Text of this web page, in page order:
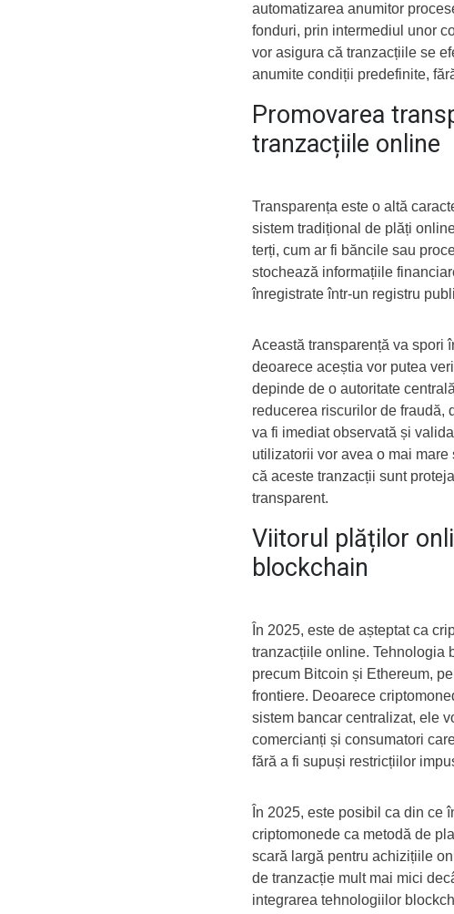
automatizarea anumitor
fonduri, prin intermediul unor
vor asigura că tranzacțiile se
anumite condiții predefinite,
Promovarea
tranzacțiile online
Transparența este o altă
sistem tradițional de plăți
terți, cum ar fi băncile sau
stochează informațiile
înregistrate într-un registru
Această transparență va spori
deoarece aceștia vor putea
depinde de o autoritate
reducerea riscurilor de fraudă,
va fi imediat observată și
utilizatorii vor avea o mai
că aceste tranzacții sunt
transparent.
Viitorul plăților
blockchain
În 2025, este de așteptat ca
tranzacțiile online. Tehnologia
precum Bitcoin și Ethereum,
frontiere. Deoarece
sistem bancar centralizat, ele
comercianți și consumatori
fără a fi supuși restricțiilor
În 2025, este posibil ca din ce
criptomonede ca metodă de
scară largă pentru achizițiile
de tranzacție mult mai mici
integrarea tehnologiilor